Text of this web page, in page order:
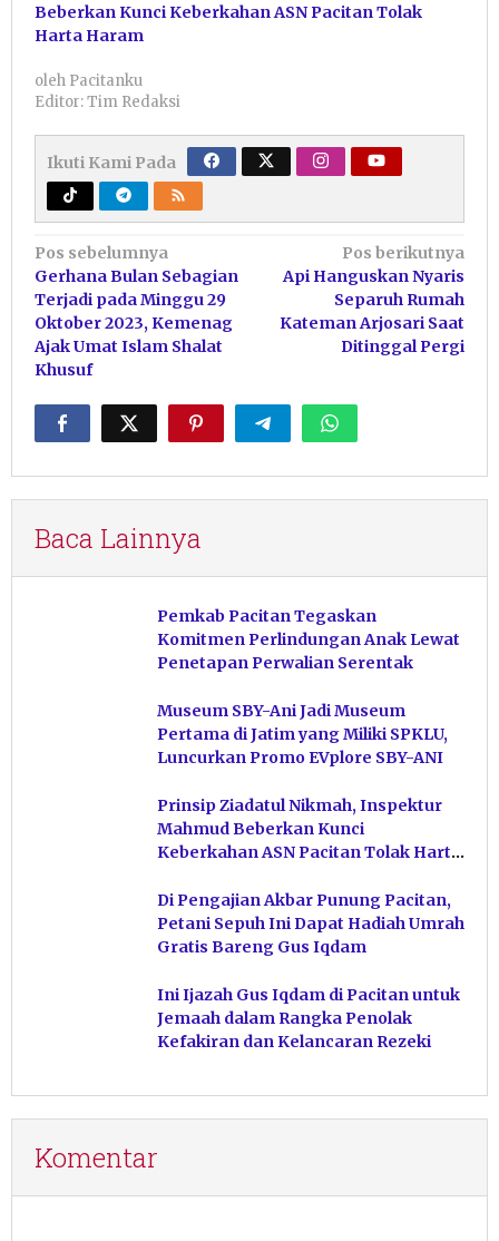
Beberkan Kunci Keberkahan ASN Pacitan Tolak
Harta Haram
oleh Pacitanku
Editor: Tim Redaksi
Ikuti Kami Pada
Navigasi
pos
Pos sebelumnya
Gerhana Bulan Sebagian
Terjadi pada Minggu 29
Oktober 2023, Kemenag
Ajak Umat Islam Shalat
Khusuf
Pos berikutnya
Api Hanguskan Nyaris
Separuh Rumah
Kateman Arjosari Saat
Ditinggal Pergi
Baca Lainnya
Pemkab Pacitan Tegaskan
Komitmen Perlindungan Anak Lewat
Penetapan Perwalian Serentak
Museum SBY-Ani Jadi Museum
Pertama di Jatim yang Miliki SPKLU,
Luncurkan Promo EVplore SBY-ANI
Prinsip Ziadatul Nikmah, Inspektur
Mahmud Beberkan Kunci
Keberkahan ASN Pacitan Tolak Harta
Di Pengajian Akbar Punung Pacitan,
Petani Sepuh Ini Dapat Hadiah Umrah
Gratis Bareng Gus Iqdam
Ini Ijazah Gus Iqdam di Pacitan untuk
Jemaah dalam Rangka Penolak
Kefakiran dan Kelancaran Rezeki
Komentar